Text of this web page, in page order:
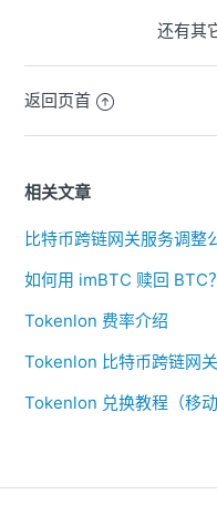
还有其
返回页首
相关文章
比特币跨链网关服务调整
如何用 imBTC 赎回 BTC？
Tokenlon 费率介绍
Tokenlon 比特币跨链网
Tokenlon 兑换教程（移动